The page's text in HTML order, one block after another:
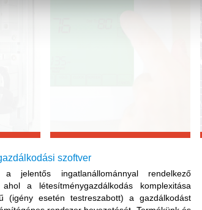
szoftver
a jelentős ingatlanállománnyal rendelkező
a létesítménygazdálkodás komplexitása
(igény esetén testreszabott) a gazdálkodást